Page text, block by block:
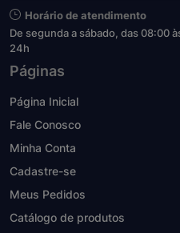
Horário de atendimento
De segunda a sábado, das 08:00
24h
Páginas
Página Inicial
Fale Conosco
Minha Conta
Cadastre-se
Meus Pedidos
Catálogo de produtos